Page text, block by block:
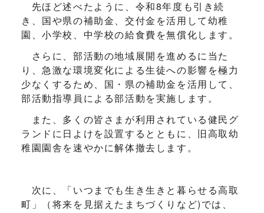
先ほど述べたように、令和8年度も引き続
き、国や県の補助金、交付金を活用して幼稚
園、小学校、中学校の給食費を無償化します。
さらに、部活動の地域展開を進めるに当た
り、急激な環境変化による生徒への影響を極力
少なくするため、国・県の補助金を活用して、
部活動指導員による部活動を実施します。
また、多くの皆さまが利用されている健民グ
ランドに日よけを設置するとともに、旧高取幼
稚園園舎を速やかに解体撤去します。
次に、「いつまでも生き生きと暮らせる高取
町」（将来を見据えたまちづくりなど)では、